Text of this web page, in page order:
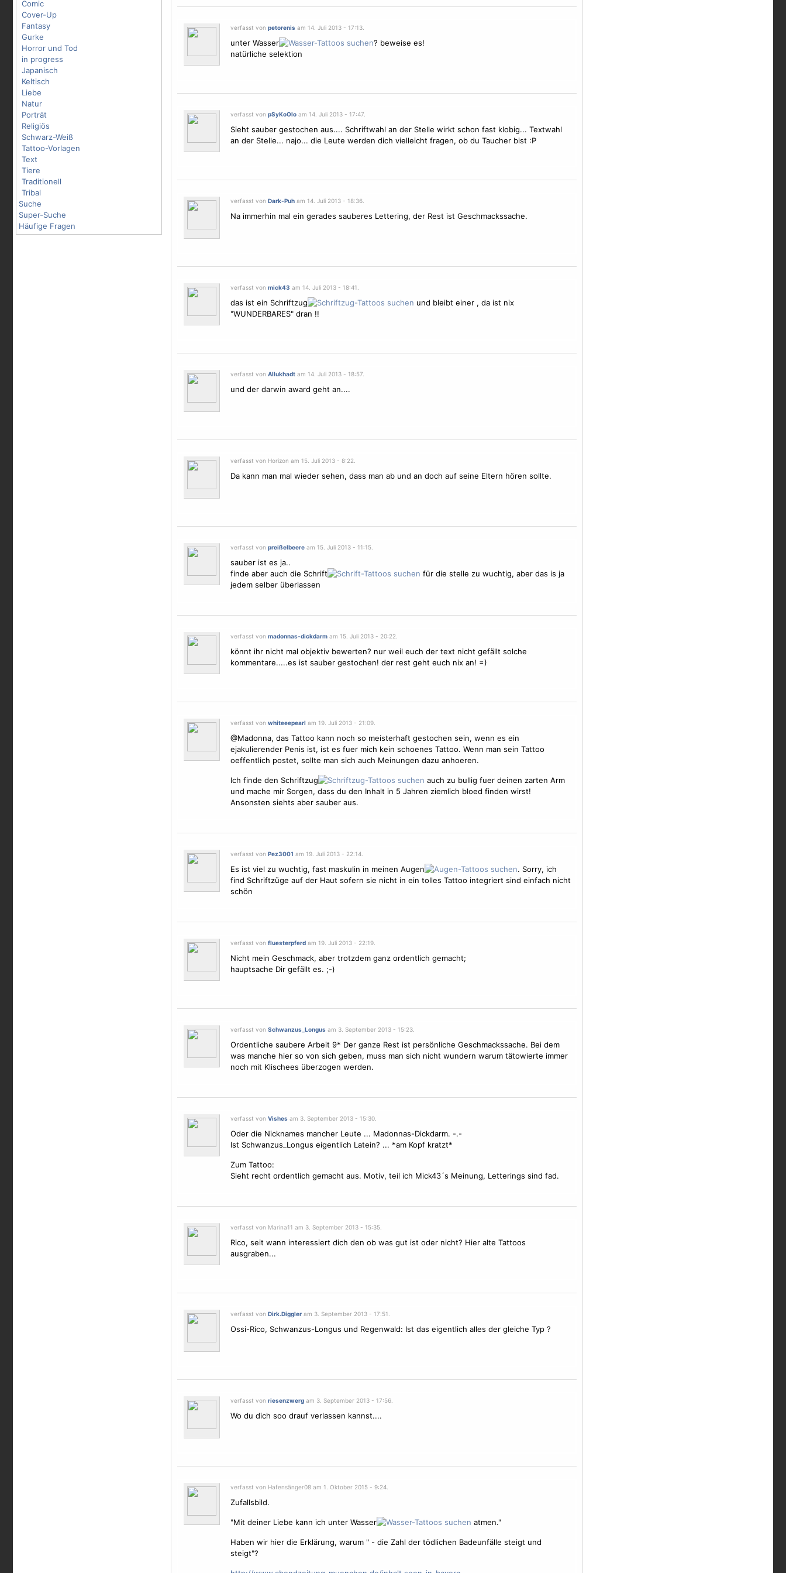
Comic
Cover-Up
Fantasy
Gurke
Horror und Tod
in progress
Japanisch
Keltisch
Liebe
Natur
Porträt
Religiös
Schwarz-Weiß
Tattoo-Vorlagen
Text
Tiere
Traditionell
Tribal
Suche
Super-Suche
Häufige Fragen
verfasst von petorenisam 14. Juli 2013 - 17:13.
unter Wasser
? beweise es!
natürliche selektion
verfasst von pSyKoOloam 14. Juli 2013 - 17:47.
Sieht sauber gestochen aus.... Schriftwahl an der Stelle wirkt schon fast klobig... Textwahl
an der Stelle... najo... die Leute werden dich vielleicht fragen, ob du Taucher bist :P
verfasst von Dark-Puham 14. Juli 2013 - 18:36.
Na immerhin mal ein gerades sauberes Lettering, der Rest ist Geschmackssache.
verfasst von mick43 am 14. Juli 2013 - 18:41.
das ist ein Schriftzug
und bleibt einer , da ist nix
"WUNDERBARES" dran !!
verfasst von Allukhadtam 14. Juli 2013 - 18:57.
und der darwin award geht an....
verfasst von Horizon am 15. Juli 2013 - 8:22.
Da kann man mal wieder sehen, dass man ab und an doch auf seine Eltern hören sollte.
verfasst von preißelbeeream 15. Juli 2013 - 11:15.
sauber ist es ja..
finde aber auch die Schrift
für die stelle zu wuchtig, aber das is ja
jedem selber überlassen
verfasst von madonnas-dickdarmam 15. Juli 2013 - 20:22.
könnt ihr nicht mal objektiv bewerten? nur weil euch der text nicht gefällt solche
kommentare.....es ist sauber gestochen! der rest geht euch nix an! =)
verfasst von whiteeepearl am 19. Juli 2013 - 21:09.
@Madonna, das Tattoo kann noch so meisterhaft gestochen sein, wenn es ein
ejakulierender Penis ist, ist es fuer mich kein schoenes Tattoo. Wenn man sein Tattoo
oeffentlich postet, sollte man sich auch Meinungen dazu anhoeren.
Ich finde den Schriftzug
auch zu bullig fuer deinen zarten Arm
und mache mir Sorgen, dass du den Inhalt in 5 Jahren ziemlich bloed finden wirst!
Ansonsten siehts aber sauber aus.
verfasst von Pez3001 am 19. Juli 2013 - 22:14.
Es ist viel zu wuchtig, fast maskulin in meinen Augen
. Sorry, ich
find Schriftzüge auf der Haut sofern sie nicht in ein tolles Tattoo integriert sind einfach nicht
schön
verfasst von fluesterpferdam 19. Juli 2013 - 22:19.
Nicht mein Geschmack, aber trotzdem ganz ordentlich gemacht;
hauptsache Dir gefällt es. ;-)
verfasst von Schwanzus_Longusam 3. September 2013 - 15:23.
Ordentliche saubere Arbeit 9* Der ganze Rest ist persönliche Geschmackssache. Bei dem
was manche hier so von sich geben, muss man sich nicht wundern warum tätowierte immer
noch mit Klischees überzogen werden.
verfasst von Vishesam 3. September 2013 - 15:30.
Oder die Nicknames mancher Leute ... Madonnas-Dickdarm. -.-
Ist Schwanzus_Longus eigentlich Latein? ... *am Kopf kratzt*
Zum Tattoo:
Sieht recht ordentlich gemacht aus. Motiv, teil ich Mick43´s Meinung, Letterings sind fad.
verfasst von Marina11 am 3. September 2013 - 15:35.
Rico, seit wann interessiert dich den ob was gut ist oder nicht? Hier alte Tattoos
ausgraben...
verfasst von Dirk.Diggleram 3. September 2013 - 17:51.
Ossi-Rico, Schwanzus-Longus und Regenwald: Ist das eigentlich alles der gleiche Typ ?
verfasst von riesenzwergam 3. September 2013 - 17:56.
Wo du dich soo drauf verlassen kannst....
verfasst von Hafensänger08 am 1. Oktober 2015 - 9:24.
Zufallsbild.
"Mit deiner Liebe kann ich unter Wasser atmen."
Haben wir hier die Erklärung, warum " - die Zahl der tödlichen Badeunfälle steigt und
steigt"?